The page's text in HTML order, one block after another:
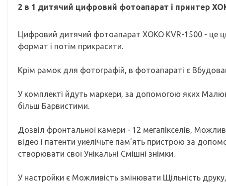
2 в 1 дитячий цифровий фотоапарат і принтер
Цифровий дитячий фотоапарат XOKO KVR-1500 - це
формат і потім прикрасити.
Крім рамок для фотографій, в фотоапараті є
У комплекті йдуть маркери, за допомогою яких
більш Барвистими.
Дозвіл фронтальної камери - 12 мегапікселів,
відео і патенти уиелічьте пам'ять пристрою за
створювати свої Унікальні Смішні знімки.
У настройки є Можливість змінювати Щільність